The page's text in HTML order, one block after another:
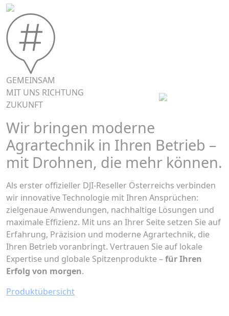
GEMEINSAM
MIT UNS RICHTUNG
ZUKUNFT
Wir bringen moderne
Agrartechnik in Ihren Betrieb –
mit Drohnen, die mehr können.
Als erster offizieller DJI-Reseller Österreichs verbinden
wir innovative Technologie mit Ihren Ansprüchen:
zielgenaue Anwendungen, nachhaltige Lösungen und
maximale Effizienz. Mit uns an Ihrer Seite setzen Sie auf
Erfahrung, Präzision und moderne Agrartechnik, die
Ihren Betrieb voranbringt. Vertrauen Sie auf lokale
Expertise und globale Spitzenprodukte –für Ihren
Erfolg von morgen.
Produktübersicht